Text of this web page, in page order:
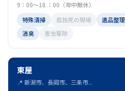
9：00～18 ：00（年中無休）
特殊清掃
孤独死の現場 遺品整理
消臭
害虫駆除
東屋
📍 新潟市、長岡市、三条市...